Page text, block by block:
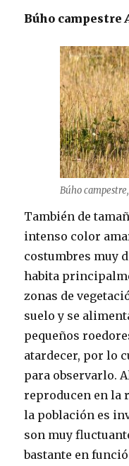
Búho campestre
Búho
También de
intenso color
costumbres muy
habita
zonas de
suelo y se
pequeños
atardecer, por lo
para observarlo.
reproducen en la
la población es
son muy
bastante en